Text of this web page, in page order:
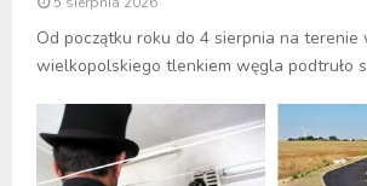
Od początku roku do 4 sierpnia na
wielkopolskiego tlenkiem węgla podtruło